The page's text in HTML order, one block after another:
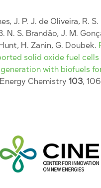
J. P. J. de Oliveira, R.
N. S. Brandão, J. M.
H. Zanin, G. Doubek.
solid oxide fuel
with biofuels
Chemistry 103,